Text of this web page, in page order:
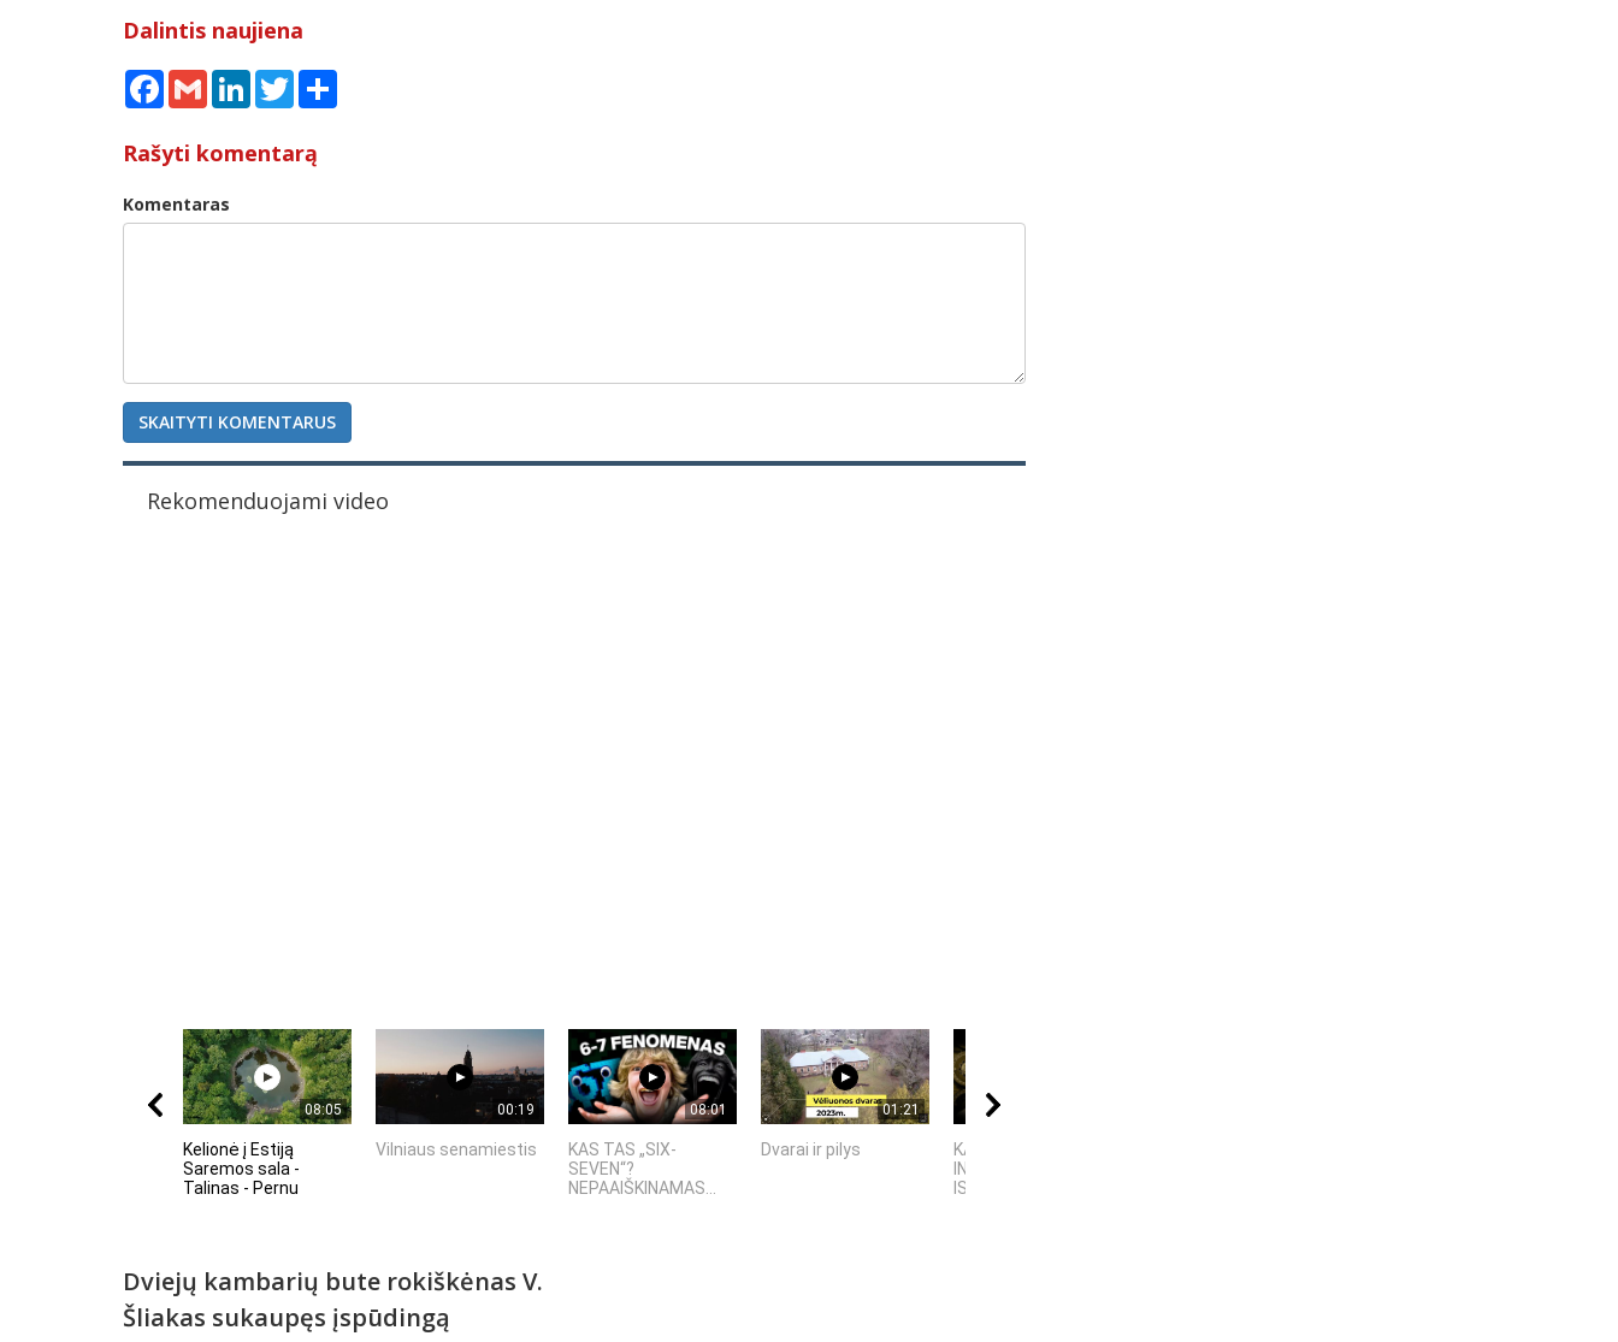
Dalintis naujiena
Facebook
Gmail LinkedInTwitter
Rašyti komentarą
Komentaras
SKAITYTI KOMENTARUS
Rekomenduojami video
08:05
Kelionė į Estiją
Saremos sala -
Talinas - Pernu
00:19
Vilniaus senamiestis
08:01
KAS TAS „SIX-
SEVEN“?
NEPAAIŠKINAMAS...
01:21
Dvarai ir pilys
KAS SUKŪRĖ DIRBTINĮ
INTELEKTĄ? KILMĖS
ISTORIJA IR FAKTAI
Dviejų kambarių bute rokiškėnas V.
Šliakas sukaupęs įspūdingą